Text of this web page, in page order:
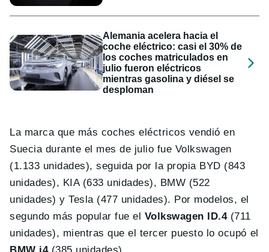
Alemania acelera hacia el
coche eléctrico: casi el 30% de
los coches matriculados en
julio fueron eléctricos
mientras gasolina y diésel se
desploman
La marca que más coches eléctricos vendió en
Suecia durante el mes de julio fue Volkswagen
(1.133 unidades), seguida por la propia BYD (843
unidades), KIA (633 unidades), BMW (522
unidades) y Tesla (477 unidades). Por modelos, el
segundo más popular fue el Volkswagen ID.4(711
unidades), mientras que el tercer puesto lo ocupó el
BMW i4(385 unidades).